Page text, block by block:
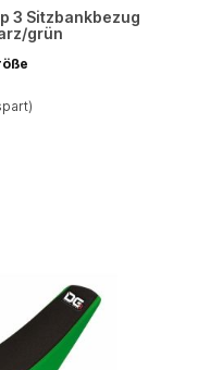
3 Sitzbankbezug
grün